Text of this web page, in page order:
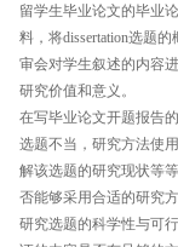
留学生毕业论文的毕业
料，将dissertation选题
审会对学生叙述的内容
研究价值和意义。
在写毕业论文开题报告
选题不当，研究方法使
解该选题的研究现状等
否能够采用合适的研究
研究选题的科学性与可